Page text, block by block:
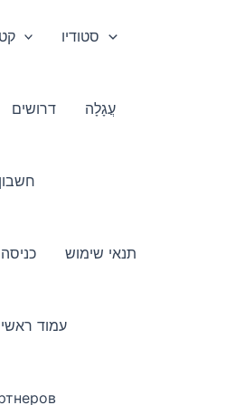
סטודיו
דרושים עֲגָלָה
חשבון
תנאי שימוש
עמוד